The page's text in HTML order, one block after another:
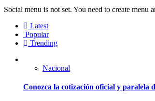
Social menu is not set. You need to create
Latest
Popular
Trending
Nacional
Conozca la cotización oficial y paralela